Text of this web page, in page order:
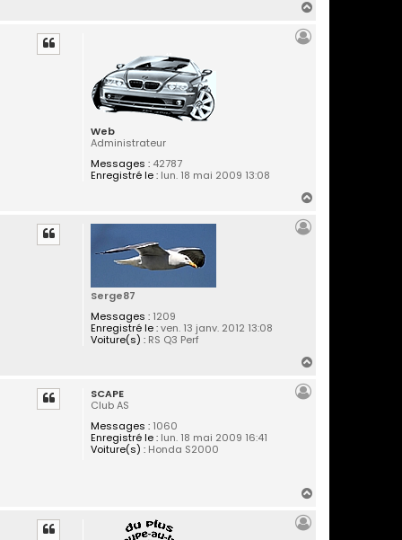
Web
Administrateur
Messages :42787
Enregistré le :lun. 18 mai 2009 13:08
Serge87
Messages :1209
Enregistré le :ven. 13 janv. 2012 13:08
Voiture(s) :RS Q3 Perf
SCAPE
Club AS
Messages :1060
Enregistré le :lun. 18 mai 2009 16:41
Voiture(s) :Honda S2000